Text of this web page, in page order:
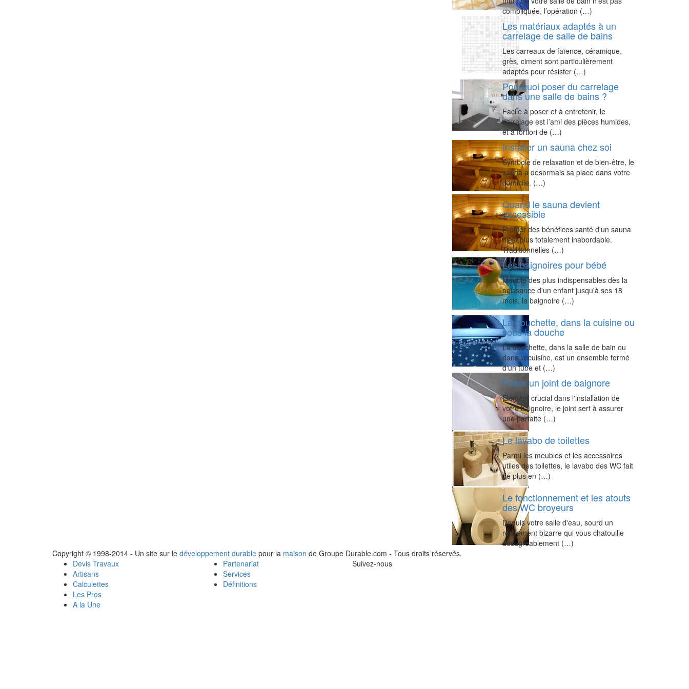
compliquée, l’opération (…)
Les matériaux adaptés à un
carrelage de salle de bains
Les carreaux de faïence, céramique,
grès, ciment sont particulièrement
adaptés pour résister (…)
Pourquoi poser du carrelage
dans une salle de bains ?
Facile à poser et à entretenir, le
carrelage est l’ami des pièces humides,
et à fortiori de (…)
Installer un sauna chez soi
Symbole de relaxation et de bien-être, le
sauna a désormais sa place dans votre
domicile. (…)
Quand le sauna devient
accessible
Profiter des bénéfices santé d'un sauna
n'est plus totalement inabordable.
Traditionnelles (…)
Les baignoires pour bébé
Meuble des plus indispensables dès la
naissance d'un enfant jusqu'à ses 18
mois, la baignoire (…)
La douchette, dans la cuisine ou
sous la douche
La douchette, dans la salle de bain ou
dans la cuisine, est un ensemble formé
d'un tube et (…)
Poser un joint de baignore
Élément crucial dans l'installation de
votre baignoire, le joint sert à assurer
une parfaite (…)
Le lavabo de toilettes
Parmi les meubles et les accessoires
utiles des toilettes, le lavabo des WC fait
de plus en (…)
Le fonctionnement et les atouts
des WC broyeurs
Depuis votre salle d'eau, sourd un
ronflement bizarre qui vous chatouille
désagréablement (…)
Copyright © 1998-2014 - Un site sur le développement durable pour la maison de Groupe Durable.com - Tous droits réservés.
Devis Travaux
Artisans
Calculettes
Les Pros
A la Une
Partenariat
Services
Définitions
Suivez-nous